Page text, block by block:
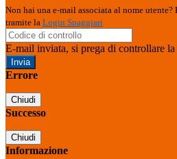
Non hai una e-mail associata al nome
tramite la Login Spaggiari
E-mail inviata, si prega di controllare
Errore
Chiudi
Successo
Chiudi
Informazione